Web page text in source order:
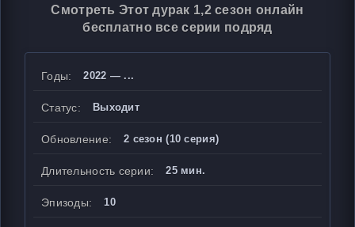
Смотреть Этот дурак 1,2 сезон онлайн
бесплатно все серии подряд
Годы: 2022 — ...
Статус: Выходит
Обновление: 2 сезон (10 серия)
Длительность серии: 25 мин.
Эпизоды: 10